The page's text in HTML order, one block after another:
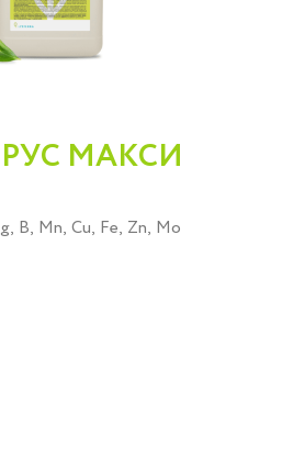
МАКСИ
B, Mn, Cu, Fe, Zn, Mo